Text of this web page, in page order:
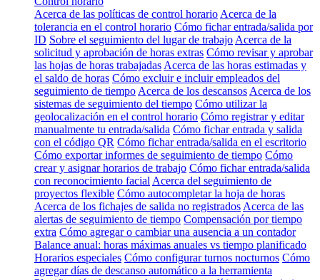
Acerca de las políticas de control horario Acerca de la
tolerancia en el control horario Cómo fichar entrada/salida por
ID Sobre el seguimiento del lugar de trabajo Acerca de la
solicitud y aprobación de horas extras Cómo revisar y aprobar
las hojas de horas trabajadas Acerca de las horas estimadas y
el saldo de horas Cómo excluir e incluir empleados del
seguimiento de tiempo Acerca de los descansos Acerca de los
sistemas de seguimiento del tiempo Cómo utilizar la
geolocalización en el control horario Cómo registrar y editar
manualmente tu entrada/salida Cómo fichar entrada y salida
con el código QR Cómo fichar entrada/salida en el escritorio
Cómo exportar informes de seguimiento de tiempo Cómo
crear y asignar horarios de trabajo Cómo fichar entrada/salida
con reconocimiento facial Acerca del seguimiento de
proyectos flexible Cómo autocompletar la hoja de horas
Acerca de los fichajes de salida no registrados Acerca de las
alertas de seguimiento de tiempo Compensación por tiempo
extra Cómo agregar o cambiar una ausencia a un contador
Balance anual: horas máximas anuales vs tiempo planificado
Horarios especiales Cómo configurar turnos nocturnos Cómo
agregar días de descanso automático a la herramienta